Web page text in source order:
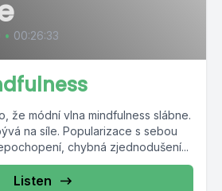
• 00:26:33
že módní vlna mindfulness slábne.
na síle. Popularizace s sebou
chybná zjednodušení...
Listen